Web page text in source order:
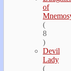
of
(
8
)
Devil
Lady
(